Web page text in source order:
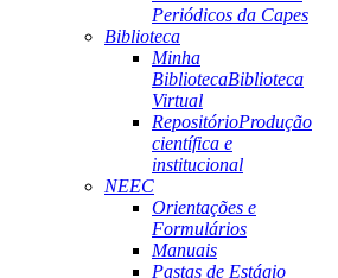
Periódicos da Capes
Biblioteca
Minha
BibliotecaBiblioteca
Virtual
RepositórioProdução
científica e
institucional
NEEC
Orientações e
Formulários
Manuais
Pastas de Estágio